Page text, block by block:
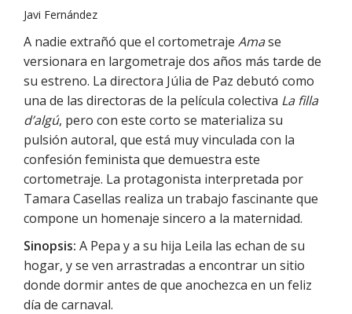
Javi Fernández
A nadie extrañó que el cortometraje Amase
versionara en largometraje dos años más tarde de
su estreno. La directora Júlia de Paz debutó como
una de las directoras de la película colectiva La filla
d’algú, pero con este corto se materializa su
pulsión autoral, que está muy vinculada con la
confesión feminista que demuestra este
cortometraje. La protagonista interpretada por
Tamara Casellas realiza un trabajo fascinante que
compone un homenaje sincero a la maternidad.
Sinopsis: A Pepa y a su hija Leila las echan de su
hogar, y se ven arrastradas a encontrar un sitio
donde dormir antes de que anochezca en un feliz
día de carnaval.